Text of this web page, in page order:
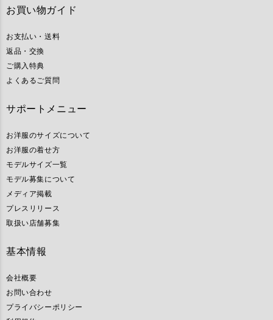
お買い物ガイド
お支払い・送料
返品・交換
ご購入特典
よくあるご質問
サポートメニュー
お洋服のサイズについて
お洋服の着せ方
モデルサイズ一覧
モデル募集について
メディア掲載
プレスリリース
取扱い店舗募集
基本情報
会社概要
お問い合わせ
プライバシーポリシー